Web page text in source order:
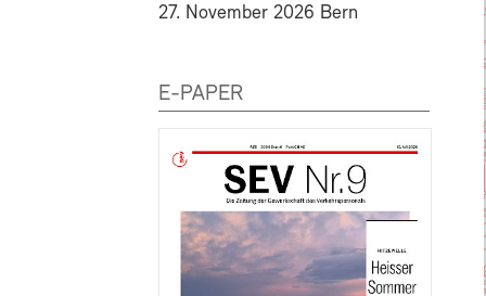
27. November 2026 Bern
E-PAPER